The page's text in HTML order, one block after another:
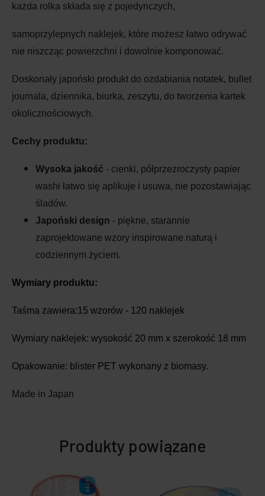
każda rolka składa się z pojedynczych,
samoprzylepnych naklejek, które możesz łatwo odrywać
nie niszcząc powierzchni i dowolnie komponować.
Doskonały japoński produkt do ozdabiania notatek, bullet
journala, dziennika, biurka, zeszytu, do tworzenia kartek
okolicznościowych.
Cechy produktu:
Wysoka jakość - cienki, półprzezroczysty papier
washi łatwo się aplikuje i usuwa, nie pozostawiając
śladów.
Japoński design - piękne, starannie
zaprojektowane wzory inspirowane naturą i
codziennym życiem.
Wymiary produktu:
Taśma zawiera:15 wzorów - 120 naklejek
Wymiary naklejek: wysokość 20 mm x szerokość 18 mm
Opakowanie: blister PET wykonany z biomasy.
Made in Japan
Produkty powiązane